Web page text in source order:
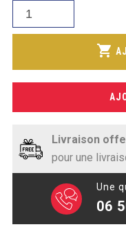
TABLE DE
SALADETTE
SALADETTE
SALADETTE
945,13€.
actuel
est :
Litres
shopping_cart
Livraison
pour une
Une
06